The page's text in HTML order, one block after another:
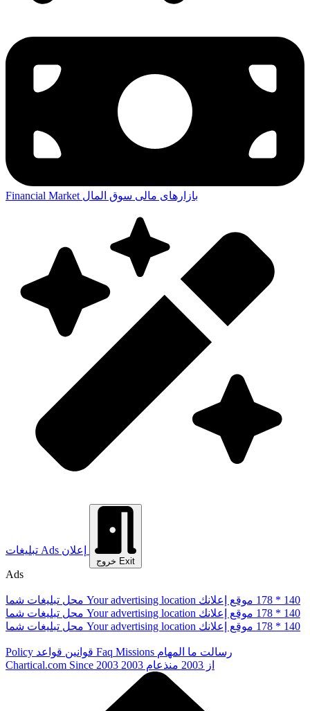
Financial Market بازارهای مالی سوق المال
تبلیغات Ads
خروج Exit
Ads
محل تبلیغات شما Your advertising location موقع إعلانك 178 * 140
محل تبلیغات شما Your advertising location موقع إعلانك 178 * 140
محل تبلیغات شما Your advertising location موقع إعلانك 178 * 140
Policy قوانین قواعد Faq Missions رسالت ما المهام
Chartical.com Since 2003 از 2003 منذعام 2003